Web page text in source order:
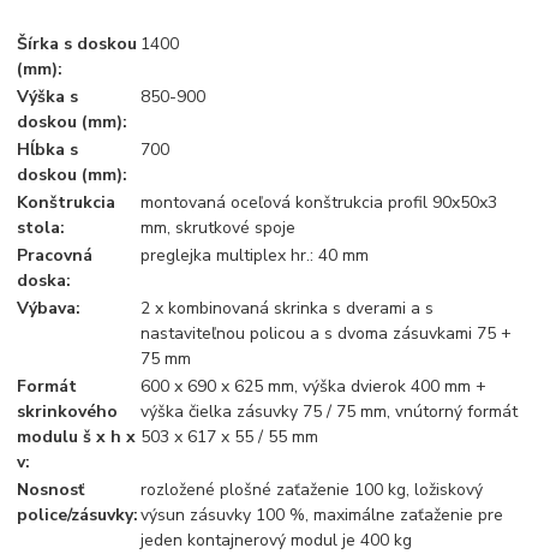
Šírka s doskou
(mm):
1400
Výška s
doskou (mm):
850-900
Hĺbka s
doskou (mm):
700
Konštrukcia
stola:
montovaná oceľová konštrukcia profil 90x50x3
mm, skrutkové spoje
Pracovná
doska:
preglejka multiplex hr.: 40 mm
Výbava:
2 x kombinovaná skrinka s dverami a s
nastaviteľnou policou a s dvoma zásuvkami 75 +
75 mm
Formát
skrinkového
modulu š x h x
v:
600 x 690 x 625 mm, výška dvierok 400 mm +
výška čielka zásuvky 75 / 75 mm, vnútorný formát
503 x 617 x 55 / 55 mm
Nosnosť
police/zásuvky:
rozložené plošné zaťaženie 100 kg, ložiskový
výsun zásuvky 100 %, maximálne zaťaženie pre
jeden kontajnerový modul je 400 kg